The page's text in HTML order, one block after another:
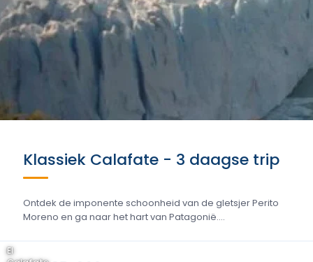
Klassiek Calafate - 3 daagse trip
Ontdek de imponente schoonheid van de gletsjer Perito
Moreno en ga naar het hart van Patagonië....
El